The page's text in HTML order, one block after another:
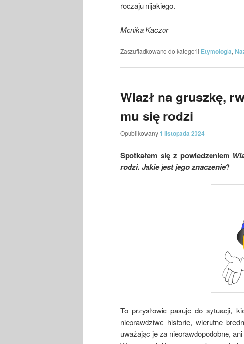
rodzaju nijakiego.
Monika Kaczor
Zaszufladkowano do kategorii Etymologia,
Wlazł na gruszkę,
mu się rodzi
Opublikowany1 listopada 2024
Spotkałem się z powiedzeniem
rodzi. Jakie jest jego znaczenie?
To przysłowie pasuje do sytuacji,
nieprawdziwe historie, wierutne
uważając je za nieprawdopodobne,